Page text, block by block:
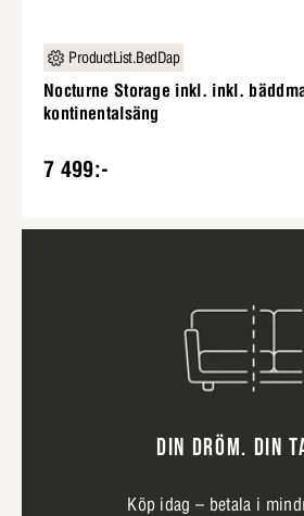
ProductList.BedDap
Nocturne Storage inkl. inkl.
kontinentalsäng
7 499:-
DIN DRÖM. DIN
Köp idag – betala i